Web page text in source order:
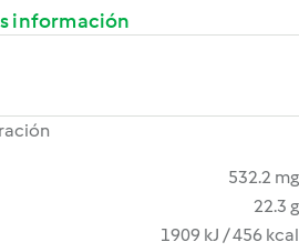
información
532.2 mg
22.3 g
1909 kJ / 456 kcal